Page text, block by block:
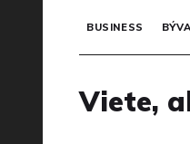
BUSINESS
Viete,